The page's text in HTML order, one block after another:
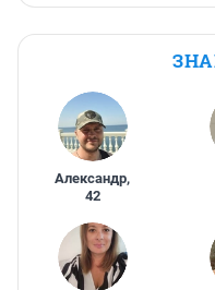
Александр,
42